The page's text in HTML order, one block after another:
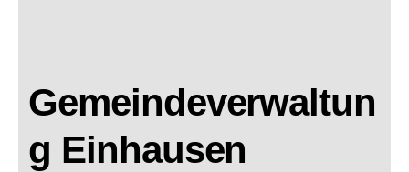
Gemeindeverwaltun
g Einhausen